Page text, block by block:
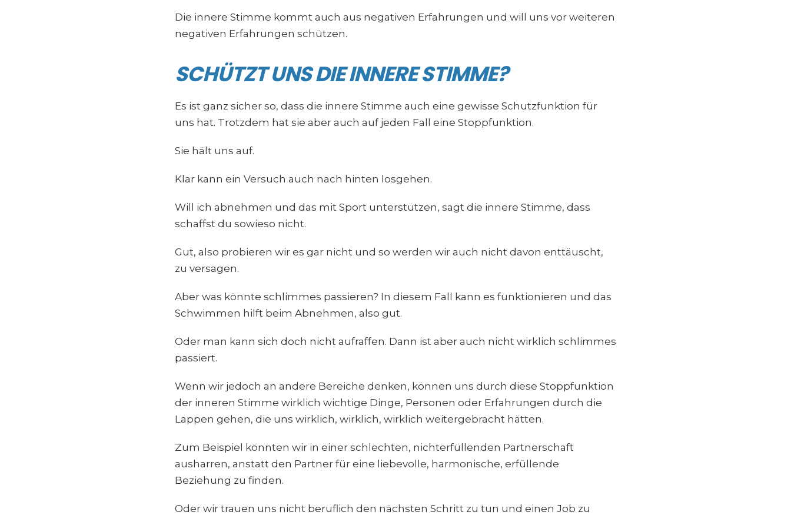
Die innere Stimme kommt auch aus negativen Erfahrungen und will uns vor weiteren
negativen Erfahrungen schützen.
SCHÜTZT UNS DIE INNERE STIMME?
Es ist ganz sicher so, dass die innere Stimme auch eine gewisse Schutzfunktion für
uns hat. Trotzdem hat sie aber auch auf jeden Fall eine Stoppfunktion.
Sie hält uns auf.
Klar kann ein Versuch auch nach hinten losgehen.
Will ich abnehmen und das mit Sport unterstützen, sagt die innere Stimme, dass
schaffst du sowieso nicht.
Gut, also probieren wir es gar nicht und so werden wir auch nicht davon enttäuscht,
zu versagen.
Aber was könnte schlimmes passieren? In diesem Fall kann es funktionieren und das
Schwimmen hilft beim Abnehmen, also gut.
Oder man kann sich doch nicht aufraffen. Dann ist aber auch nicht wirklich schlimmes
passiert.
Wenn wir jedoch an andere Bereiche denken, können uns durch diese Stoppfunktion
der inneren Stimme wirklich wichtige Dinge, Personen oder Erfahrungen durch die
Lappen gehen, die uns wirklich, wirklich, wirklich weitergebracht hätten.
Zum Beispiel könnten wir in einer schlechten, nichterfüllenden Partnerschaft
ausharren, anstatt den Partner für eine liebevolle, harmonische, erfüllende
Beziehung zu finden.
Oder wir trauen uns nicht beruflich den nächsten Schritt zu tun und einen Job zu